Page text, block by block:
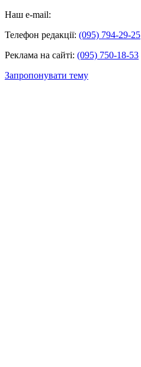
Наш e-mail:
Телефон редакції: (095) 794-29-25
Реклама на сайті: (095) 750-18-53
Запропонувати тему